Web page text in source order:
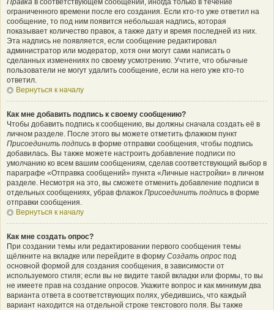
Правка в соответствующем сообщении, иногда только в течение
ограниченного времени после его создания. Если кто-то уже ответил на
сообщение, то под ним появится небольшая надпись, которая
показывает количество правок, а также дату и время последней из них.
Эта надпись не появляется, если сообщение редактировал
администратор или модератор, хотя они могут сами написать о
сделанных изменениях по своему усмотрению. Учтите, что обычные
пользователи не могут удалить сообщение, если на него уже кто-то
ответил.
Вернуться к началу
Как мне добавить подпись к своему сообщению?
Чтобы добавить подпись к сообщению, вы должны сначала создать её в
личном разделе. После этого вы можете отметить флажком пункт
Присоединить подпись в форме отправки сообщения, чтобы подпись
добавилась. Вы также можете настроить добавление подписи по
умолчанию ко всем вашим сообщениям, сделав соответствующий выбор в
параграфе «Отправка сообщений» пункта «Личные настройки» в личном
разделе. Несмотря на это, вы сможете отменить добавление подписи в
отдельных сообщениях, убрав флажок Присоединить подпись в форме
отправки сообщения.
Вернуться к началу
Как мне создать опрос?
При создании темы или редактировании первого сообщения темы
щёлкните на вкладке или перейдите в форму Создать опрос под
основной формой для создания сообщения, в зависимости от
используемого стиля; если вы не видите такой вкладки или формы, то вы
не имеете прав на создание опросов. Укажите вопрос и как минимум два
варианта ответа в соответствующих полях, убедившись, что каждый
вариант находится на отдельной строке текстового поля. Вы также